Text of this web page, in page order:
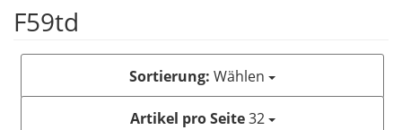
F59td
Sortierung: Wählen
Artikel pro Seite32